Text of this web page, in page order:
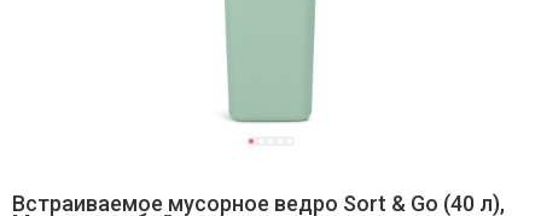
Встраиваемое мусорное ведро Sort & Go (40 л),